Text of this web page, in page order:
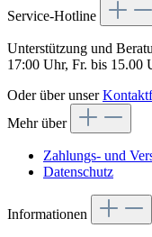
Service-Hotline
Unterstützung und
17:00 Uhr, Fr. bis 15.00
Oder über unser
Mehr über
Zahlungs- und
Datenschutz
Informationen